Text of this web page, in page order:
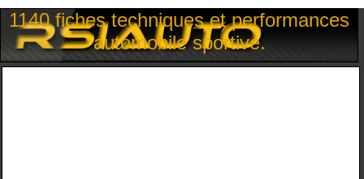
1140 fiches techniques et performances
automobile sportive.